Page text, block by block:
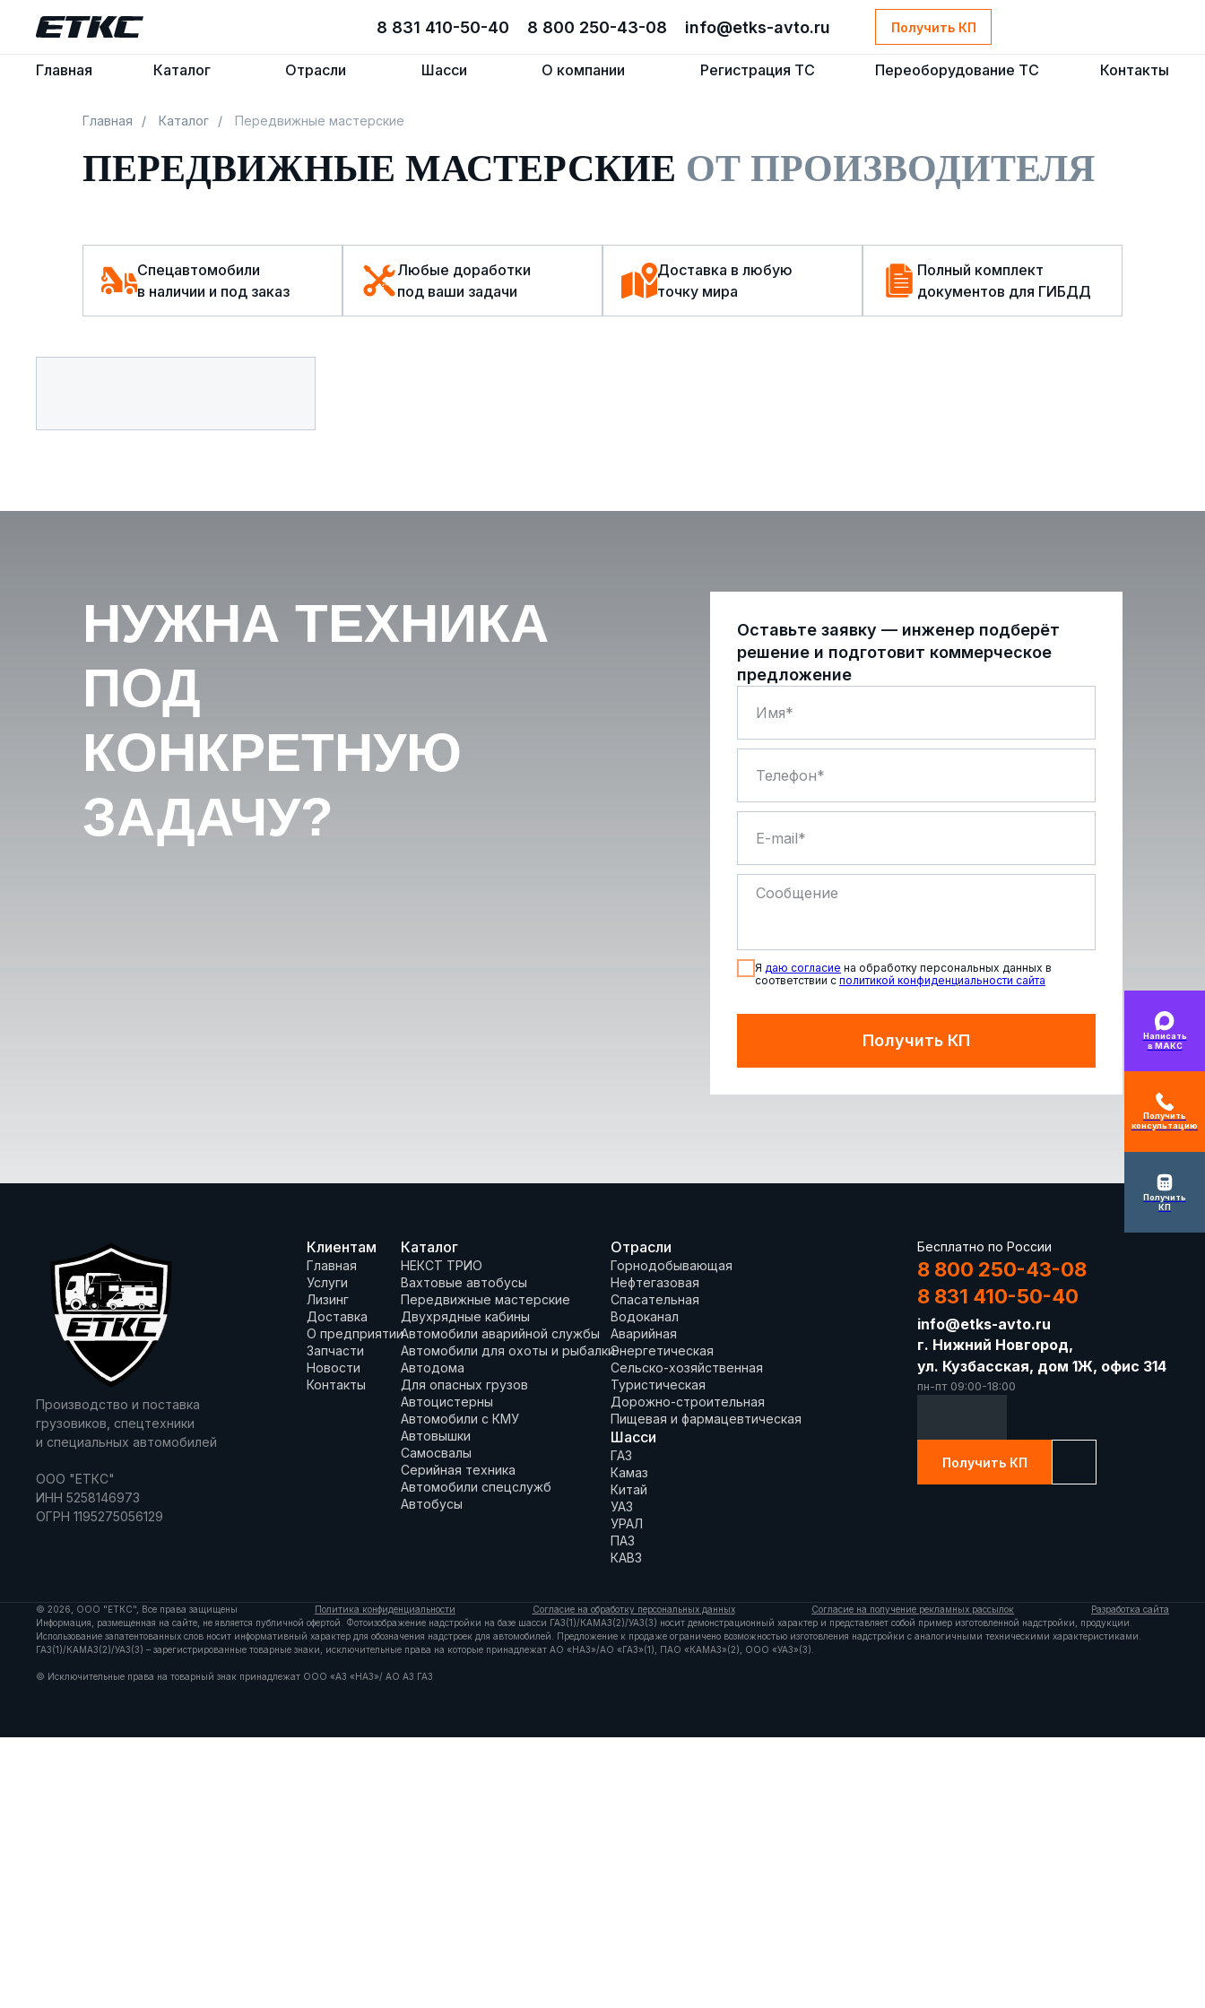
8 831 410-50-40 8 800 250-43-08 info@etks-avto.ru Получить КП
Главная Каталог Отрасли Шасси О компании Регистрация ТС Переоборудование ТС Контакты
8 831 410-50-40 8 800 250-43-08 info@etks-avto.ru Получить КП
Главная Каталог Отрасли Шасси О компании Регистрация ТС Переоборудование ТС Контакты
Главная / Каталог / Передвижные мастерские
ПЕРЕДВИЖНЫЕ МАСТЕРСКИЕ ОТ ПРОИЗВОДИТЕЛЯ
Спецавтомобили
в наличии и под заказ
Любые доработки
под ваши задачи
Доставка в любую
точку мира
Полный комплект
документов для ГИБДД
НУЖНА ТЕХНИКА
ПОД
КОНКРЕТНУЮ
ЗАДАЧУ?
Оставьте заявку — инженер подберёт
решение и подготовит коммерческое
предложение
Я даю согласие на обработку персональных данных в
соответствии с политикой конфиденциальности сайта
Получить КП
Производство и поставка
грузовиков, спецтехники
и специальных автомобилей
ООО "ЕТКС"
ИНН 5258146973
ОГРН 1195275056129
Клиентам
Главная
Услуги
Лизинг
Доставка
О предприятии
Запчасти
Новости
Контакты
Каталог
НЕКСТ ТРИО
Вахтовые автобусы
Передвижные мастерские
Двухрядные кабины
Автомобили аварийной службы
Автомобили для охоты и рыбалки
Автодома
Для опасных грузов
Автоцистерны
Автомобили с КМУ
Автовышки
Самосвалы
Серийная техника
Автомобили спецслужб
Автобусы
Отрасли
Горнодобывающая
Нефтегазовая
Спасательная
Водоканал
Аварийная
Энергетическая
Сельско-хозяйственная
Туристическая
Дорожно-строительная
Пищевая и фармацевтическая
Шасси
ГАЗ
Камаз
Китай
УАЗ
УРАЛ
ПАЗ
КАВЗ
Бесплатно по России
8 800 250-43-08
8 831 410-50-40
info@etks-avto.ru
г. Нижний Новгород,
ул. Кузбасская, дом 1Ж, офис 314
пн-пт 09:00-18:00
Получить КП
© 2026, ООО "ЕТКС", Все права защищены Политика конфиденциальности Согласие на обработку персональных данных Согласие на получение рекламных рассылок
Разработка сайта
Информация, размещенная на сайте, не является публичной офертой. Фотоизображение надстройки на базе шасси ГАЗ(1)/КАМАЗ(2)/УАЗ(3) носит демонстрационный характер и представляет собой пример изготовленной надстройки, продукции.
Использование запатентованных слов носит информативный характер для обозначения надстроек для автомобилей. Предложение к продаже ограничено возможностью изготовления надстройки с аналогичными техническими характеристиками.
ГАЗ(1)/КАМАЗ(2)/УАЗ(3) – зарегистрированные товарные знаки, исключительные права на которые принадлежат АО «НАЗ»/АО «ГАЗ»(1), ПАО «КАМАЗ»(2), ООО «УАЗ»(3).
© Исключительные права на товарный знак принадлежат ООО «АЗ «НАЗ»/ АО АЗ ГАЗ
Написать
в МАКС
Получить
консультацию
Получить
КП